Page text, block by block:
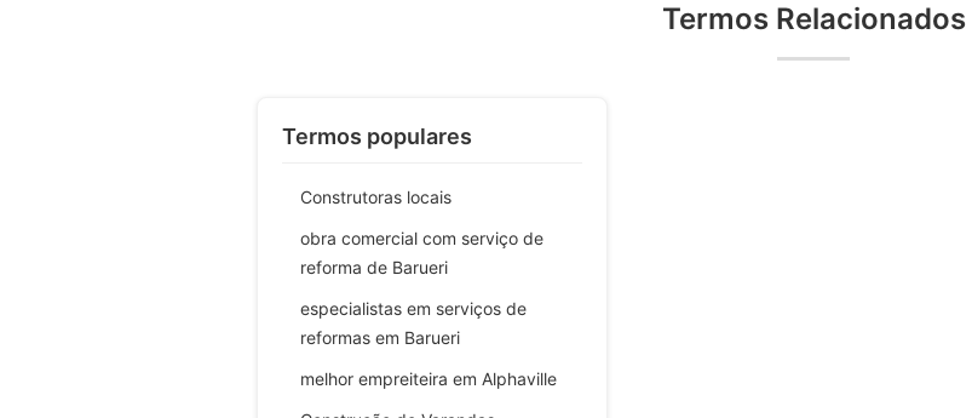
Termos Relacionados
Termos populares
Construtoras locais
obra comercial com serviço de
reforma de Barueri
especialistas em serviços de
reformas em Barueri
melhor empreiteira em Alphaville